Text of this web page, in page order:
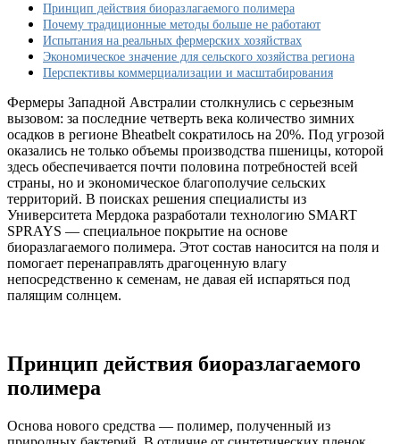
влагу.
Как
новинка
спасет
урожай
фермеров?
Принцип действия биоразлагаемого полимера
Почему традиционные методы больше не работают
Испытания на реальных фермерских хозяйствах
Экономическое значение для сельского хозяйства региона
Перспективы коммерциализации и масштабирования
Фермеры Западной Австралии столкнулись с серьезным
вызовом: за последние четверть века количество зимних
осадков в регионе Вheatbelt сократилось на 20%. Под угрозой
оказались не только объемы производства пшеницы, которой
здесь обеспечивается почти половина потребностей всей
страны, но и экономическое благополучие сельских
территорий. В поисках решения специалисты из
Университета Мердока разработали технологию SMART
SPRAYS — специальное покрытие на основе
биоразлагаемого полимера. Этот состав наносится на поля и
помогает перенаправлять драгоценную влагу
непосредственно к семенам, не давая ей испаряться под
палящим солнцем.
Принцип действия биоразлагаемого
полимера
Основа нового средства — полимер, полученный из